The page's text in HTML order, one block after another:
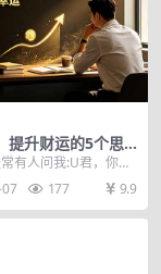
提升财运的5个思
认知x行动x习惯
有人问我:U君，你能
具体的赚钱方法?我不
堂...
177 9.9